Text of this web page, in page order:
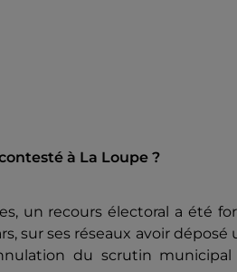
à La Loupe ?
un recours électoral a été
sur ses réseaux avoir
du scrutin